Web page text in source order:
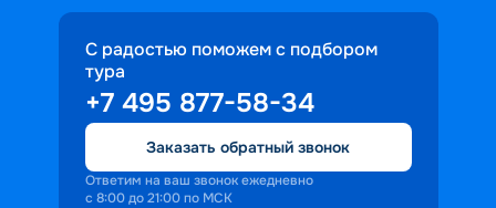
С радостью поможем с подбором
тура
+7 495 877-58-34
Заказать обратный звонок
Ответим на ваш звонок ежедневно
с 8:00 до 21:00 по МСК